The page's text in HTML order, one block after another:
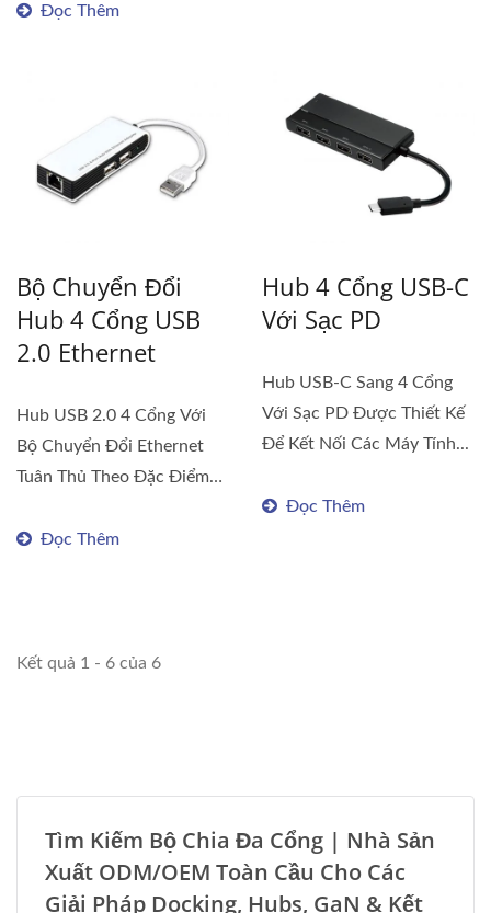
Đọc Thêm
Bộ Chuyển Đổi
Hub 4 Cổng USB
2.0 Ethernet
Hub USB 2.0 4 Cổng Với
Bộ Chuyển Đổi Ethernet
Tuân Thủ Theo Đặc Điểm
Đọc Thêm
Hub 4 Cổng USB-C
Với Sạc PD
Hub USB-C Sang 4 Cổng
Với Sạc PD Được Thiết Kế
Để Kết Nối Các Máy Tính...
Đọc Thêm
Kết quả 1 - 6 của 6
Tìm Kiếm Bộ Chia Đa Cổng | Nhà Sản
Xuất ODM/OEM Toàn Cầu Cho Các
Giải Pháp Docking, Hubs, GaN & Kết